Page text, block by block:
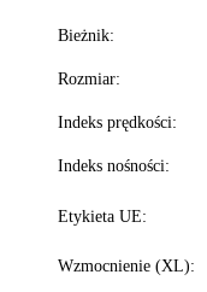
Bieżnik:
Rozmiar:
Indeks prędkości:
Indeks nośności:
Etykieta UE:
Wzmocnienie (XL):